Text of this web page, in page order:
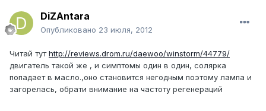
DiZAntara
Опубликовано 23 июля, 2012
Читай тутhttp://reviews.drom.ru/daewoo/winstorm/44779/
двигатель такой же , и симптомы один в один, солярка
попадает в масло.,оно становится негодным поэтому лампа и
загорелась, обрати внимание на частоту регенераций